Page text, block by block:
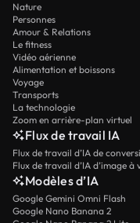
Nature
Personnes
Amour & Relations
Le fitness
Vidéo aérienne
Alimentation et boissons
Voyage
Transports
La technologie
Zoom en arrière-plan virtuel
Flux de travail IA
Flux de travail d’IA de
Flux de travail d’IA d’image à
Modèles d’IA
Google Gemini Omni Flash
Google Nano Banana 2